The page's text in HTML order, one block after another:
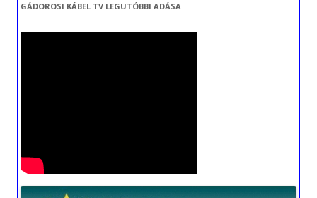
GÁDOROSI KÁBEL TV LEGUTÓBBI ADÁSA